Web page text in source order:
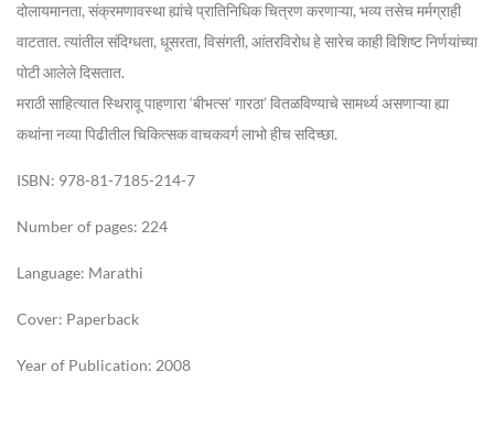
दोलायमानता, संक्रमणावस्था ह्यांचे प्रातिनिधिक चित्रण करणाऱ्या, भव्य तसेच मर्मग्राही
वाटतात. त्यांतील संदिग्धता, धूसरता, विसंगती, आंतरविरोध हे सारेच काही विशिष्ट निर्णयांच्या
पोटी आलेले दिसतात.
मराठी साहित्यात स्थिरावू पाहणारा ‘बीभत्स’ गारठा’ वितळविण्याचे सामर्थ्य असणाऱ्या ह्या
कथांना नव्या पिढीतील चिकित्सक वाचकवर्ग लाभो हीच सदिच्छा.
ISBN: 978-81-7185-214-7
Number of pages: 224
Language: Marathi
Cover: Paperback
Year of Publication: 2008